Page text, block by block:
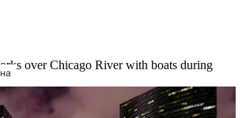
over Chicago River with boats during